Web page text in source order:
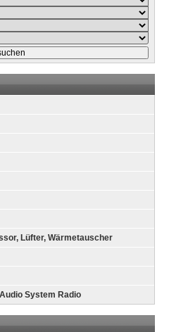
Lüfter, Wärmetauscher
System Radio